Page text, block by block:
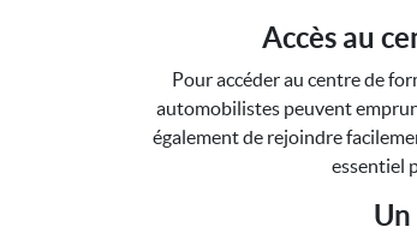
Accès au
Pour accéder au centre de
automobilistes peuvent
également de rejoindre
essentiel